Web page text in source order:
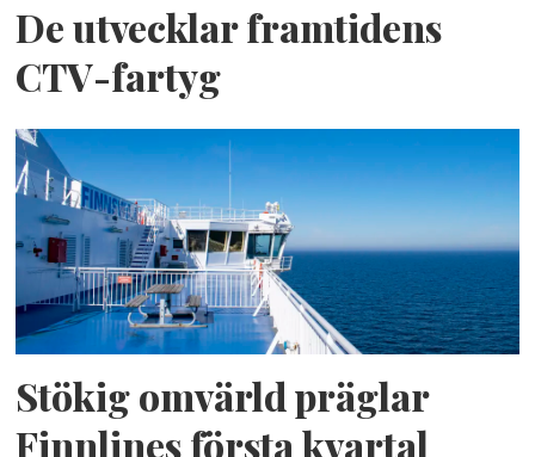
De utvecklar framtidens
CTV-fartyg
Stökig omvärld präglar
Finnlines första kvartal